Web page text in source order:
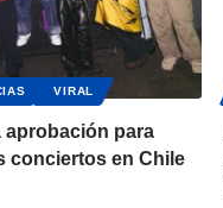
VIRAL
aprobación para
conciertos en Chile